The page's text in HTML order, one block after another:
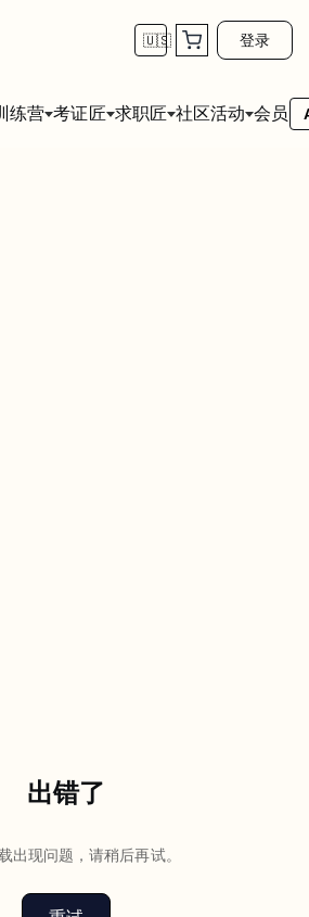
🇺🇸 登录
练营 考证匠 求职匠 社区活动 会员
出错了
出现问题，请稍后再试。